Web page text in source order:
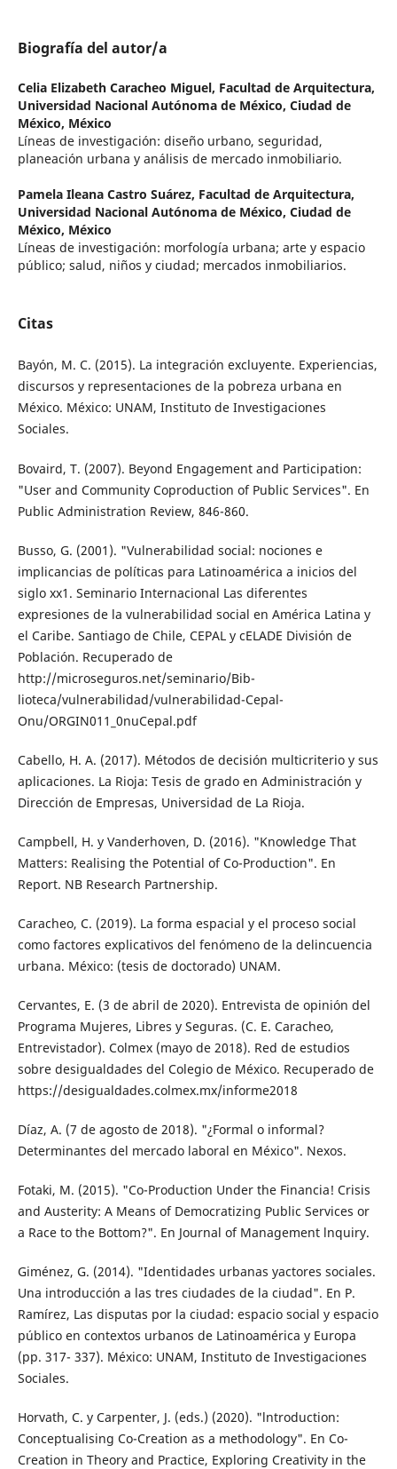
Biografía del autor/a
Celia Elizabeth Caracheo Miguel, Facultad de Arquitectura,
Universidad Nacional Autónoma de México, Ciudad de
México, México
Líneas de investigación: diseño urbano, seguridad,
planeación urbana y análisis de mercado inmobiliario.
Pamela Ileana Castro Suárez, Facultad de Arquitectura,
Universidad Nacional Autónoma de México, Ciudad de
México, México
Líneas de investigación: morfología urbana; arte y espacio
público; salud, niños y ciudad; mercados inmobiliarios.
Citas
Bayón, M. C. (2015). La integración excluyente. Experiencias,
discursos y representaciones de la pobreza urbana en
México. México: UNAM, Instituto de Investigaciones
Sociales.
Bovaird, T. (2007). Beyond Engagement and Participation:
"User and Community Co­production of Public Services". En
Public Administration Review, 846-860.
Busso, G. (2001). "Vulnerabilidad social: no­ciones e
implicancias de políticas para Latinoamérica a inicios del
siglo xx1. Seminario Internacional Las diferentes
expresiones de la vulnerabilidad social en América Latina y
el Caribe. Santiago de Chile, CEPAL y cE­LADE División de
Población. Recuperado de
http://microseguros.net/seminario/Bib­
lioteca/vulnerabilidad/vulnerabilidad-Ce­pal-
Onu/ORGIN011_0nuCepal.pdf
Cabello, H. A. (2017). Métodos de decisión multicriterio y sus
aplicaciones. La Rioja: Tesis de grado en Administración y
Direc­ción de Empresas, Universidad de La Rioja.
Campbell, H. y Vanderhoven, D. (2016). "Knowledge That
Matters: Realising the Potential of Co-Production". En
Report. NB Research Partnership.
Caracheo, C. (2019). La forma espacial y el proceso social
como factores explicativos del fenómeno de la delincuencia
urbana. México: (tesis de doctorado) UNAM.
Cervantes, E. (3 de abril de 2020). Entrevista de opinión del
Programa Mujeres, Libres y Seguras. (C. E. Caracheo,
Entrevistador). Colmex (mayo de 2018). Red de estudios
sobre desigualdades del Colegio de México. Re­cuperado de
https://desigualdades.colmex.mx/informe2018
Díaz, A. (7 de agosto de 2018). "¿Formal o in­formal?
Determinantes del mercado laboral en México". Nexos.
Fotaki, M. (2015). "Co-Production Under the Financia! Crisis
and Austerity: A Means of Democratizing Public Services or
a Race to the Bottom?". En Journal of Management lnquiry.
Giménez, G. (2014). "Identidades urbanas yac­tores sociales.
Una introducción a las tres ciudades de la ciudad". En P.
Ramírez, Las disputas por la ciudad: espacio social y espacio
público en contextos urbanos de Latinoamérica y Europa
(pp. 317- 337). México: UNAM, Instituto de Investigaciones
Sociales.
Horvath, C. y Carpenter, J. (eds.) (2020). "ln­troduction:
Conceptualising Co-Creation as a methodology". En Co-
Creation in Theory and Practice, Exploring Creativity in the